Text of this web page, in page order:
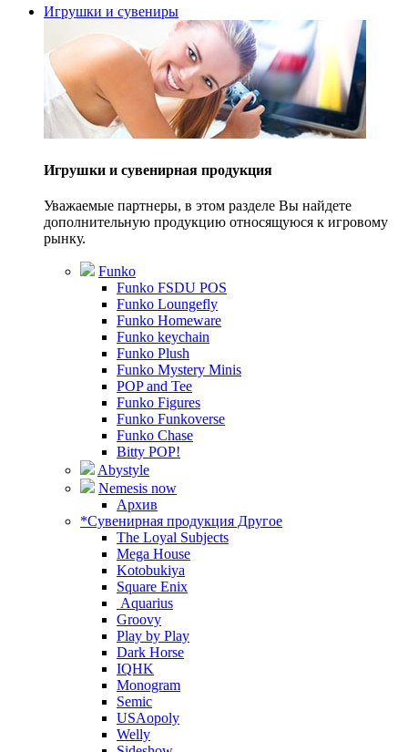
Игрушки и сувениры
Игрушки и сувенирная продукция
Уважаемые партнеры, в этом разделе Вы найдете
дополнительную продукцию относящуюся к игровому
рынку.
Funko
Funko FSDU POS
Funko Loungefly
Funko Homeware
Funko keychain
Funko Plush
Funko Mystery Minis
POP and Tee
Funko Figures
Funko Funkoverse
Funko Chase
Bitty POP!
Abystyle
Nemesis now
Архив
*Сувенирная продукция Другое
The Loyal Subjects
Mega House
Kotobukiya
Square Enix
Aquarius
Groovy
Play by Play
Dark Horse
IQHK
Monogram
Semic
USAopoly
Welly